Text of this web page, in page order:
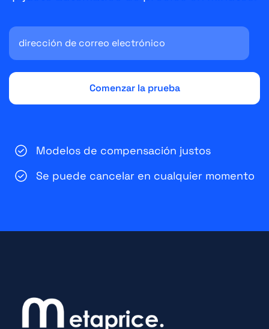
Modelos de compensación justos
Se puede cancelar en cualquier momento